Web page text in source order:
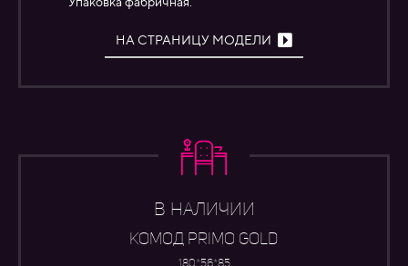
НА СТРАНИЦУ МОДЕЛИ
В НАЛИЧИИ
КОМОД PRIMO GOLD
180*56*85